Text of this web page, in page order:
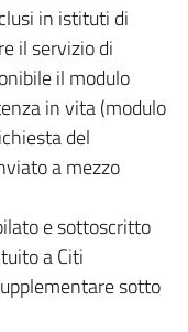
in istituti di
il servizio di
il modulo
in vita (modulo
del
a mezzo
e sottoscritto
a Citi
sotto